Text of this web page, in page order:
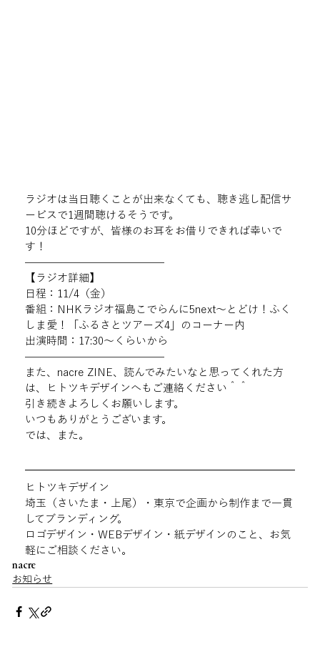
ラジオは当日聴くことが出来なくても、聴き逃し配信サ
ービスで1週間聴けるそうです。
10分ほどですが、皆様のお耳をお借りできれば幸いで
す！
—————————————
【ラジオ詳細】
日程：11/4（金）
番組：NHKラジオ福島こでらんに5next〜とどけ！ふく
しま愛！「ふるさとツアーズ4」のコーナー内
出演時間：17:30〜くらいから
—————————————
また、nacre ZINE、読んでみたいなと思ってくれた方
は、ヒトツキデザインへもご連絡ください＾＾
引き続きよろしくお願いします。
いつもありがとうございます。
では、また。
ヒトツキデザイン
埼玉（さいたま・上尾）・東京で企画から制作まで一貫
してブランディング。
ロゴデザイン・WEBデザイン・紙デザインのこと、お気
軽にご相談ください。
nacre
お知らせ